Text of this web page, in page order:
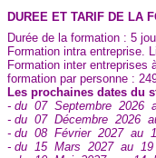
DUREE ET TARIF DE LA
Durée de la formation : 5
Formation intra entreprise.
Formation inter entreprises
formation par personne :
Les prochaines dates du
- du 07 Septembre 2026
- du 07 Décembre 2026
- du 08 Février 2027 au
- du 15 Mars 2027 au